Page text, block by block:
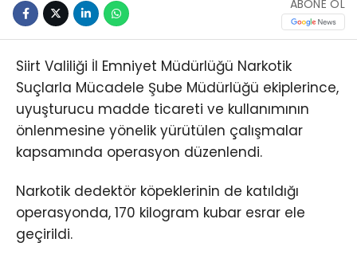
ABONE OL
Siirt Valiliği İl Emniyet Müdürlüğü Narkotik
Suçlarla Mücadele Şube Müdürlüğü ekiplerince,
uyuşturucu madde ticareti ve kullanımının
önlenmesine yönelik yürütülen çalışmalar
kapsamında operasyon düzenlendi.
Narkotik dedektör köpeklerinin de katıldığı
operasyonda, 170 kilogram kubar esrar ele
geçirildi.